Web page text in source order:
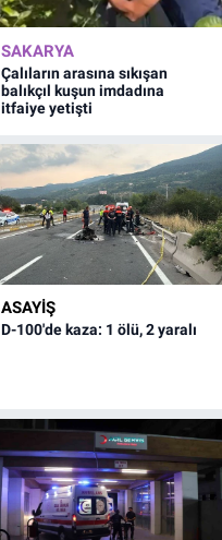
SAKARYA
Çalıların arasına sıkışan
balıkçıl kuşun imdadına
itfaiye yetişti
ASAYİŞ
D-100'de kaza: 1 ölü, 2 yaralı